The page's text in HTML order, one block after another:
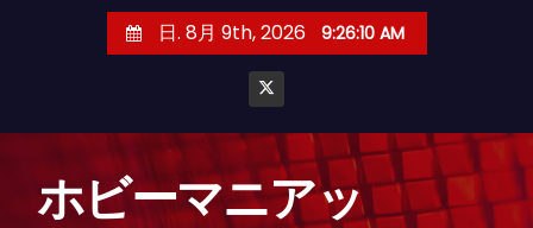
日. 8月 9th, 2026 9:26:11 AM
ホビーマニアッ